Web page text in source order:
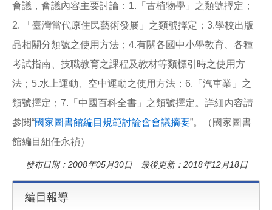
會議，會議內容主要討論：1.「古植物學」之類號擇定；
2. 「臺灣當代原住民藝術發展」之類號擇定；3.學校出版
品相關分類號之使用方法；4.有關各國中小學教育、各種
考試指南、技職教育之課程及教材等類標引時之使用方
法；5.水上運動、空中運動之使用方法；6.「汽車業」之
類號擇定；7.「中國百科全書」之類號擇定。詳細內容請
參閱“國家圖書館編目規範討論會會議摘要”。（國家圖書
館編目組任永禎）
發布日期：2008年05月30日 最後更新：2018年12月18日
編目報導